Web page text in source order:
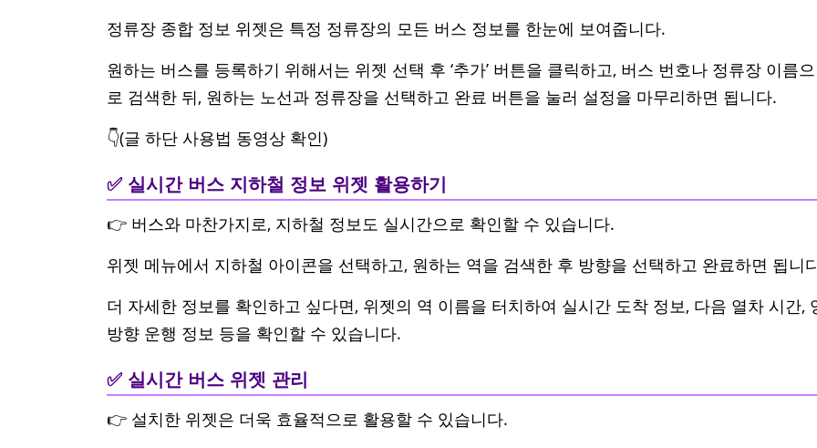
정류장 종합 정보 위젯은 특정 정류장의 모든 버스 정보를 한눈에 보여줍니다.
원하는 버스를 등록하기 위해서는 위젯 선택 후 ‘추가’ 버튼을 클릭하고, 버스 번호나 정류장 이름으
로 검색한 뒤, 원하는 노선과 정류장을 선택하고 완료 버튼을 눌러 설정을 마무리하면 됩니다.
👇(글 하단 사용법 동영상 확인)
✅ 실시간 버스 지하철 정보 위젯 활용하기
👉 버스와 마찬가지로, 지하철 정보도 실시간으로 확인할 수 있습니다.
위젯 메뉴에서 지하철 아이콘을 선택하고, 원하는 역을 검색한 후 방향을 선택하고 완료하면 됩니
더 자세한 정보를 확인하고 싶다면, 위젯의 역 이름을 터치하여 실시간 도착 정보, 다음 열차 시간,
방향 운행 정보 등을 확인할 수 있습니다.
✅ 실시간 버스 위젯 관리
👉 설치한 위젯은 더욱 효율적으로 활용할 수 있습니다.